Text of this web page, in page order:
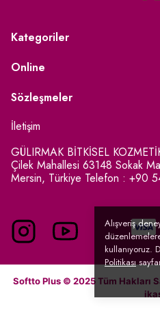
Alışveriş
kullanıyoruz.
Politikası
Kategoriler
Online
Sözleşmeler
İletişim
GÜLIRMAK BİTKİSEL
Çilek Mahallesi 63148 Sokak
Mersin, Türkiye Telefon : +90
Softto Plus © 2025 Tüm Hakları